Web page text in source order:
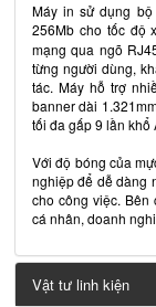
Máy in sử dụng
256Mb cho tốc độ
mạng qua ngõ
từng người dùng,
tác. Máy hỗ trợ
banner dài
tối đa gấp 9 lần khổ
Với độ bóng của
nghiệp để dễ dàng
cho công việc. Bên
cá nhân, doanh
Vật tư linh kiện